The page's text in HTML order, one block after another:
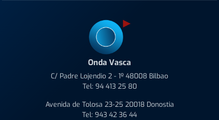
Onda Vasca
C/ Padre Lojendio 2 - 1º 48008 Bilbao
Tel: 94 413 25 80
Avenida de Tolosa 23-25 20018 Donostia
Tel: 943 42 36 44